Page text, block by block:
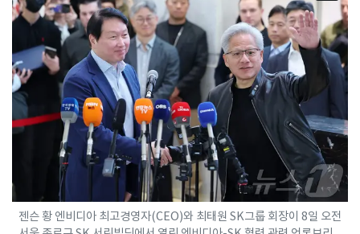
젠슨 황 엔비디아 최고경영자(CEO)와 최태원 SK그룹 회장이 8일 오전